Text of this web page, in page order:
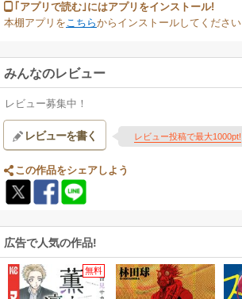
｢アプリで読む｣にはアプリをインストール!
本棚アプリをこちらからインストールしてください
みんなのレビュー
レビュー募集中！
レビューを書く レビュー投稿で最大1000pt!
この作品をシェアしよう
広告で人気の作品!
無料